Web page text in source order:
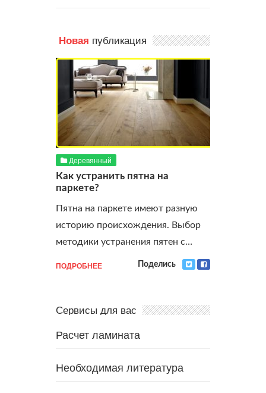
Новая публикация
Деревянный
Как устранить пятна на
паркете?
Пятна на паркете имеют разную
историю происхождения. Выбор
методики устранения пятен с…
ПОДРОБНЕЕ Поделись
Сервисы для вас
Расчет ламината
Необходимая литература